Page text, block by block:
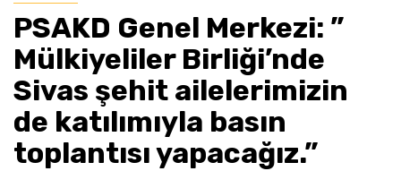
PSAKD Genel Merkezi: ”
Mülkiyeliler Birliği’nde
Sivas şehit ailelerimizin
de katılımıyla basın
toplantısı yapacağız.”